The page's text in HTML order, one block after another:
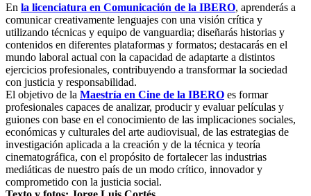
En la licenciatura en Comunicación de la IBERO, aprenderás a
comunicar creativamente lenguajes con una visión crítica y
utilizando técnicas y equipo de vanguardia; diseñarás historias y
contenidos en diferentes plataformas y formatos; destacarás en el
mundo laboral actual con la capacidad de adaptarte a distintos
ejercicios profesionales, contribuyendo a transformar la sociedad
con justicia y responsabilidad.
El objetivo de la Maestría en Cine de la IBERO es formar
profesionales capaces de analizar, producir y evaluar películas y
guiones con base en el conocimiento de las implicaciones sociales,
económicas y culturales del arte audiovisual, de las estrategias de
investigación aplicada a la creación y de la técnica y teoría
cinematográfica, con el propósito de fortalecer las industrias
mediáticas de nuestro país de un modo crítico, innovador y
comprometido con la justicia social.